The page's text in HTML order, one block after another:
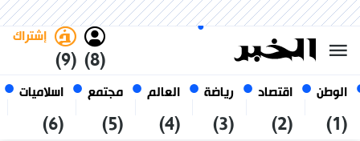
الوطن
(1)
اقتصاد
(2)
رياضة
(3)
العالم
(4)
مجتمع
(5)
اسلاميات
(6)
(8)
إشتراك
(9)
أغسطس 2026
الجزائر